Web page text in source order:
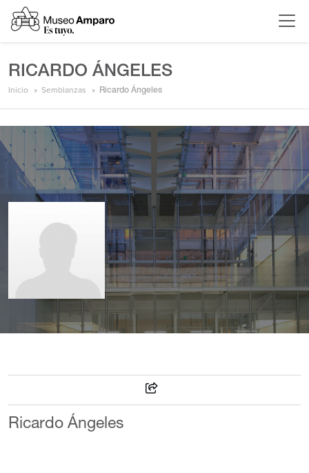
RICARDO ÁNGELES
Inicio Semblanzas Ricardo Ángeles
Ricardo Ángeles